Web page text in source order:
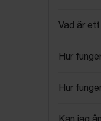
Vad är
Hur
Hur
Kan jag